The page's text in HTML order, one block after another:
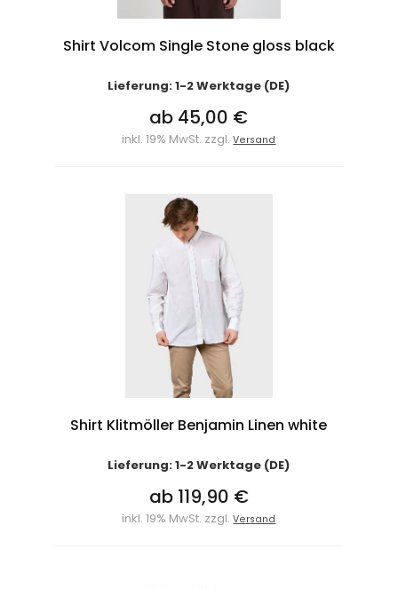
Shirt Volcom Single Stone gloss black
Lieferung: 1-2 Werktage (DE)
ab 45,00 €
inkl. 19% MwSt. zzgl.Versand
Shirt Klitmöller Benjamin Linen white
Lieferung: 1-2 Werktage (DE)
ab 119,90 €
inkl. 19% MwSt. zzgl.Versand